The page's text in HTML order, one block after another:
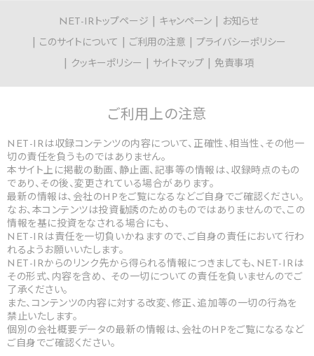
NET-IRトップページ キャンペーン
お知らせ
このサイトについて
ご利用の注意
プライバシーポリシー
クッキーポリシー
サイトマップ 免責事項
ご利用上の注意
NET-IRは収録コンテンツの内容について、正確性、相当性、その他一
切の責任を負うものではありません。
本サイト上に掲載の動画、静止画、記事等の情報は、収録時点のもの
であり、その後、変更されている場合があります。
最新の情報は、会社のHPをご覧になるなどご自身でご確認ください。
なお、本コンテンツは投資勧誘のためのものではありませんので、この
情報を基に投資をなされる場合にも、
NET-IRは責任を一切負いかねますので、ご自身の責任において行わ
れるようお願いいたします。
NET-IRからのリンク先から得られる情報につきましても、NET-IRは
その形式、内容を含め、 その一切についての責任を負いませんのでご
了承ください。
また、コンテンツの内容に対する改変、修正、追加等の一切の行為を
禁止いたします。
個別の会社概要データの最新の情報は、会社のHPをご覧になるなど
ご自身でご確認ください。